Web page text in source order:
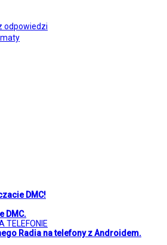
odpowiedzi
DMC!
DMC.
TELEFONIE
Radia na telefony z Androidem.